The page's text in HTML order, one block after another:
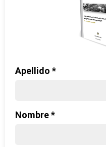
Apellido *
Nombre *